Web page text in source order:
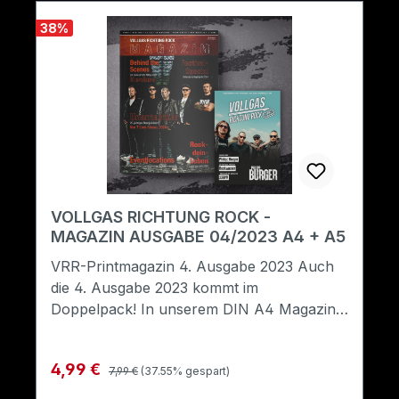
38%
VOLLGAS RICHTUNG ROCK -
MAGAZIN AUSGABE 04/2023 A4 + A5
VRR-Printmagazin 4. Ausgabe 2023 Auch
die 4. Ausgabe 2023 kommt im
Doppelpack! In unserem DIN A4 Magazin
zahlreiche „Behind the Scenes“-Berichte,
Verkaufspreis:
4,99 € Regulärer Preis:
7,99 € (37.55% gespart)